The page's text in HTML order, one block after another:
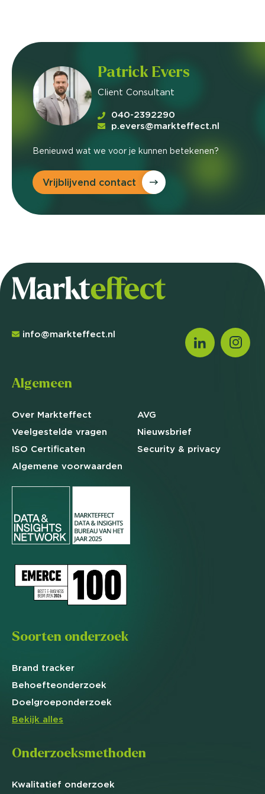
Patrick Evers
Client Consultant
040-2392290
p.evers@markteffect.nl
Benieuwd wat we voor je kunnen betekenen?
Vrijblijvend contact
info@markteffect.nl
Algemeen
Over Markteffect
Veelgestelde vragen
ISO Certificaten
Algemene voorwaarden
AVG
Nieuwsbrief
Security & privacy
Soorten onderzoek
Brand tracker
Behoefteonderzoek
Doelgroeponderzoek
Bekijk alles
Onderzoeksmethoden
Kwalitatief onderzoek